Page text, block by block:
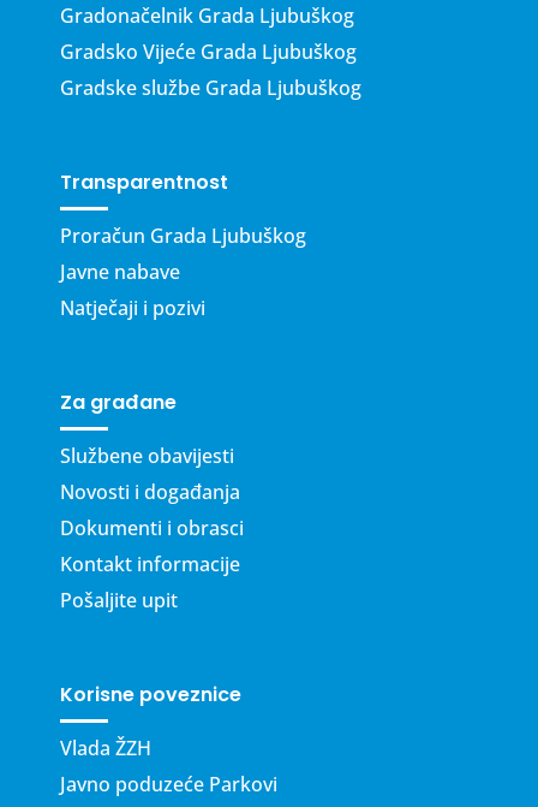
Gradonačelnik Grada Ljubuškog
Gradsko Vijeće Grada Ljubuškog
Gradske službe Grada Ljubuškog
Transparentnost
Proračun Grada Ljubuškog
Javne nabave
Natječaji i pozivi
Za građane
Službene obavijesti
Novosti i događanja
Dokumenti i obrasci
Kontakt informacije
Pošaljite upit
Korisne poveznice
Vlada ŽZH
Javno poduzeće Parkovi